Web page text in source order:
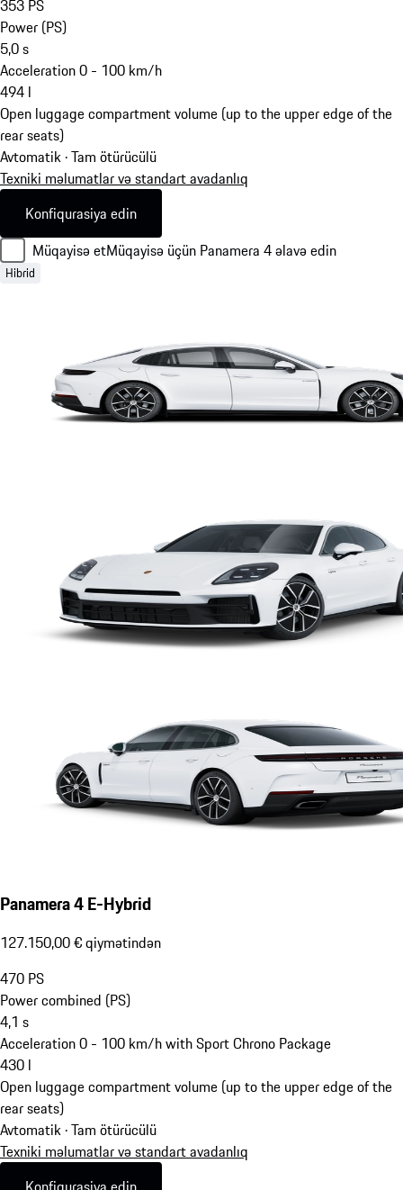
353 PS
Power (PS)
5,0s
Acceleration 0 - 100 km/h
494 l
Open luggage compartment volume (up to the upper edge of the
rear seats)
Avtomatik · Tam ötürücülü
Texniki məlumatlar və standart avadanlıq
Konfiqurasiya edin
Müqayisə etMüqayisə üçün Panamera 4 əlavə edin
Hibrid
Panamera 4 E-Hybrid
127.150,00 € qiymətindən
470 PS
Power combined (PS)
4,1 s
Acceleration 0 - 100 km/h with Sport Chrono Package
430 l
Open luggage compartment volume (up to the upper edge of the
rear seats)
Avtomatik · Tam ötürücülü
Texniki məlumatlar və standart avadanlıq